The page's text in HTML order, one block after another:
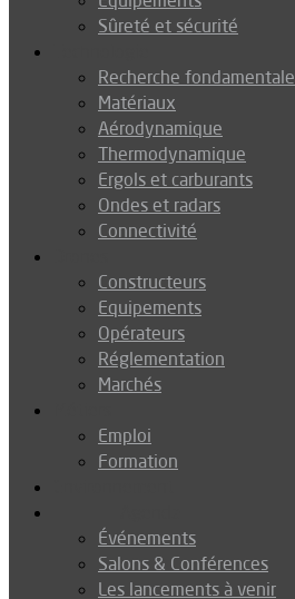
Sûreté et sécurité
Recherche fondamentale
Matériaux
Aérodynamique
Thermodynamique
Ergols et carburants
Ondes et radars
Connectivité
Constructeurs
Equipements
Opérateurs
Réglementation
Marchés
Emploi
Formation
Événements
Salons & Conférences
Les lancements à venir